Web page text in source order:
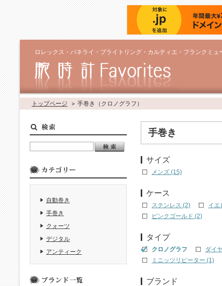
ロレックス・パネライ・ブライトリング・カルティエ・フランクミ
トップページ 手巻き（クロノグラフ）
手巻き
サイズ
メンズ (15)
ケース
ステンレス (2)
イエ
ピンクゴールド (2)
タイプ
クロノグラフ
ダイ
ミニッツリピーター (1)
ブランド
自動巻き
手巻き
クォーツ
デジタル
アンティーク